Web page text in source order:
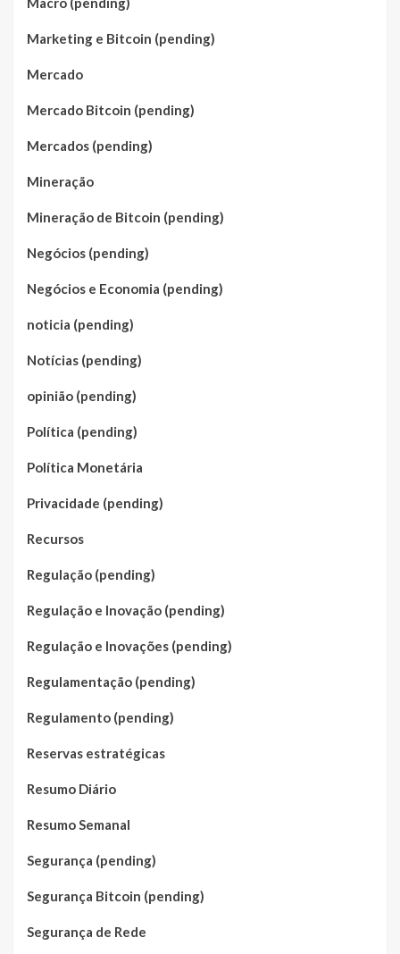
Marketing e Bitcoin (pending)
Mercado
Mercado Bitcoin (pending)
Mercados (pending)
Mineração
Mineração de Bitcoin (pending)
Negócios (pending)
Negócios e Economia (pending)
noticia (pending)
Notícias (pending)
opinião (pending)
Política (pending)
Política Monetária
Privacidade (pending)
Recursos
Regulação (pending)
Regulação e Inovação (pending)
Regulação e Inovações (pending)
Regulamentação (pending)
Regulamento (pending)
Reservas estratégicas
Resumo Diário
Resumo Semanal
Segurança (pending)
Segurança Bitcoin (pending)
Segurança de Rede